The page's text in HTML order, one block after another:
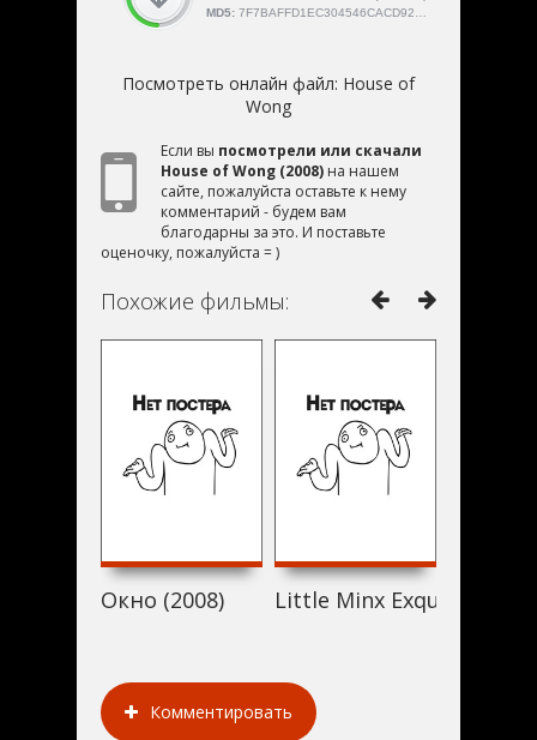
MD5: 7F7BAFFD1EC304546CACD927A82DE6A0
Посмотреть онлайн файл: House of
Wong
Если вы посмотрели или скачали
House of Wong (2008) на нашем
сайте, пожалуйста оставьте к нему
комментарий - будем вам
благодарны за это. И поставьте
оценочку, пожалуйста = )
Похожие фильмы:
Окно (2008) Little Minx Exquisite
Комментировать